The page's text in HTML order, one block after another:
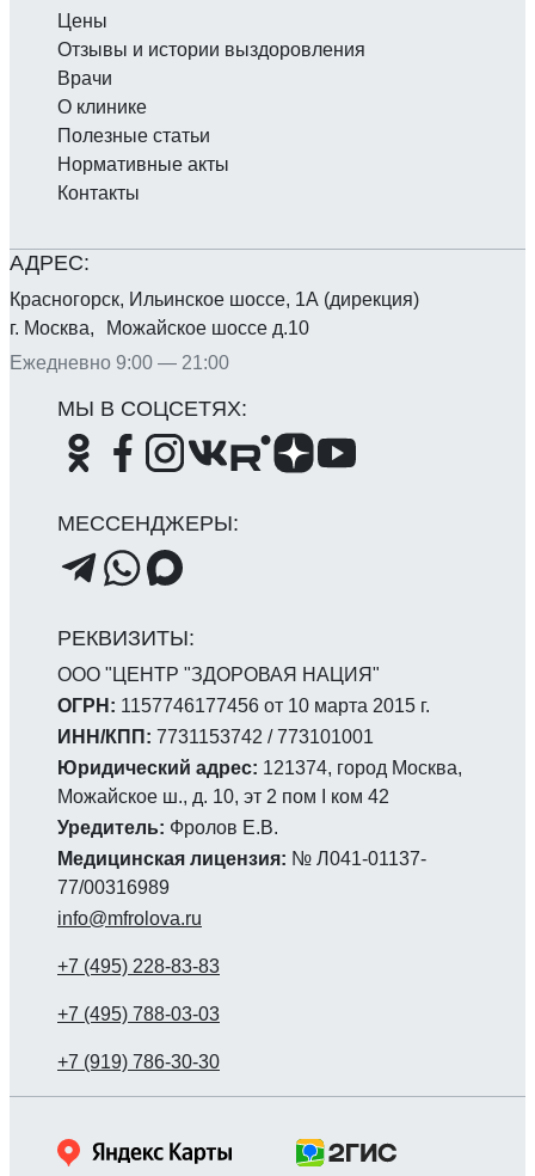
ООО "ЦЕНТР "ЗДОРОВАЯ НАЦИЯ"
ОГРН: 1157746177456 от 10 марта 2015 г.
ИНН/КПП: 7731153742 / 773101001
Юридический адрес: 121374, город Москва,
Можайское ш., д. 10, эт 2 пом I ком 42
Уредитель: Фролов Е.В.
Медицинская лицензия: № Л041-01137-
77/00316989
info@mfrolova.ru
Красногорск, Ильинское шоссе, 1А (дирекция)
г. Москва, Можайское шоссе д.10
Ежедневно 9:00 — 21:00
Цены
Отзывы и истории выздоровления
Врачи
О клинике
Полезные статьи
Нормативные акты
Контакты